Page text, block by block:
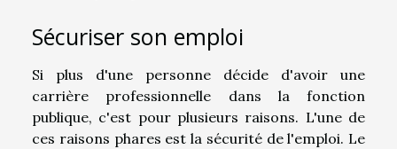
Sécuriser son emploi
Si plus d'une personne décide d'avoir une
carrière professionnelle dans la fonction
publique, c'est pour plusieurs raisons. L'une de
ces raisons phares est la sécurité de l'emploi. Le